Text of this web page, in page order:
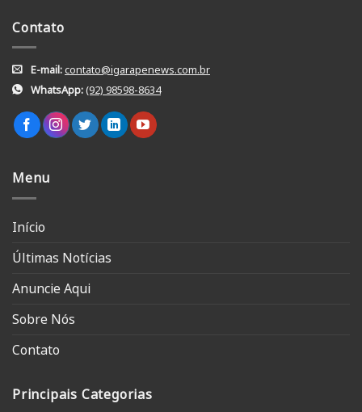
Contato
E-mail:contato@igarapenews.com.br
WhatsApp:(92) 98598-8634
Menu
Início
Últimas Notícias
Anuncie Aqui
Sobre Nós
Contato
Principais Categorias